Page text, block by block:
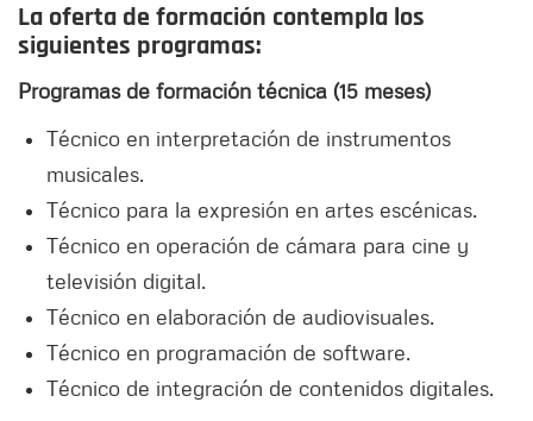
La oferta de formación contempla los
siguientes programas:
Programas de formación técnica (15 meses)
Técnico en interpretación de instrumentos
musicales.
Técnico para la expresión en artes escénicas.
Técnico en operación de cámara para cine y
televisión digital.
Técnico en elaboración de audiovisuales.
Técnico en programación de software.
Técnico de integración de contenidos digitales.